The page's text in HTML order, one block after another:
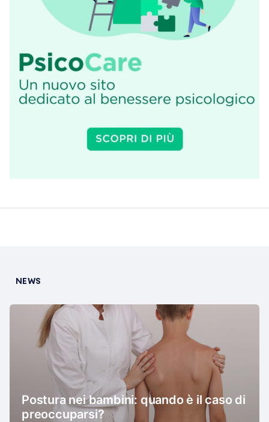
NEWS
Postura nei bambini: quando è il caso di
preoccuparsi?